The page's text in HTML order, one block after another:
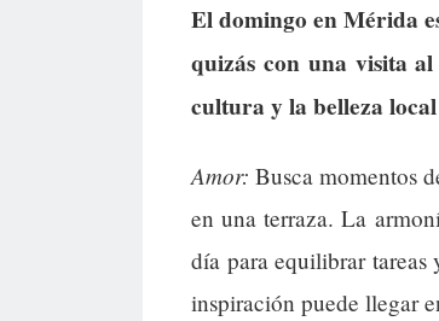
El domingo en Mérida
quizás con una visita
cultura y la belleza
Amor: Busca momentos
en una terraza. La
día para equilibrar tareas
inspiración puede llegar